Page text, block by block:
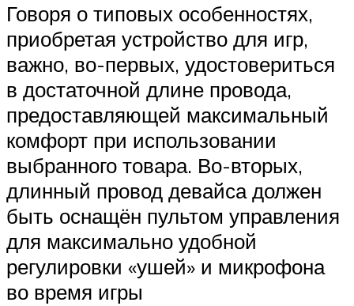
Говоря о типовых особенностях,
приобретая устройство для игр,
важно, во-первых, удостовериться
в достаточной длине провода,
предоставляющей максимальный
комфорт при использовании
выбранного товара. Во-вторых,
длинный провод девайса должен
быть оснащён пультом управления
для максимально удобной
регулировки «ушей» и микрофона
во время игры